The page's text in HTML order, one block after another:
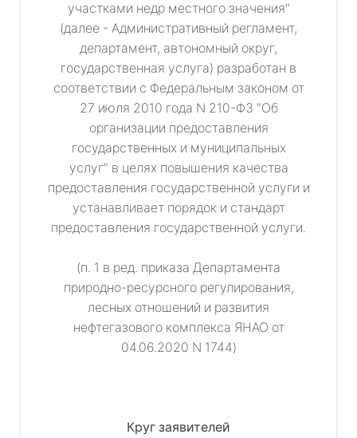
участками недр местного значения"
(далее - Административный регламент,
департамент, автономный округ,
государственная услуга) разработан в
соответствии с Федеральным законом от
27 июля 2010 года N 210-ФЗ "Об
организации предоставления
государственных и муниципальных
услуг" в целях повышения качества
предоставления государственной услуги и
устанавливает порядок и стандарт
предоставления государственной услуги.
(п. 1 в ред. приказа Департамента
природно-ресурсного регулирования,
лесных отношений и развития
нефтегазового комплекса ЯНАО от
04.06.2020 N 1744)
Круг заявителей